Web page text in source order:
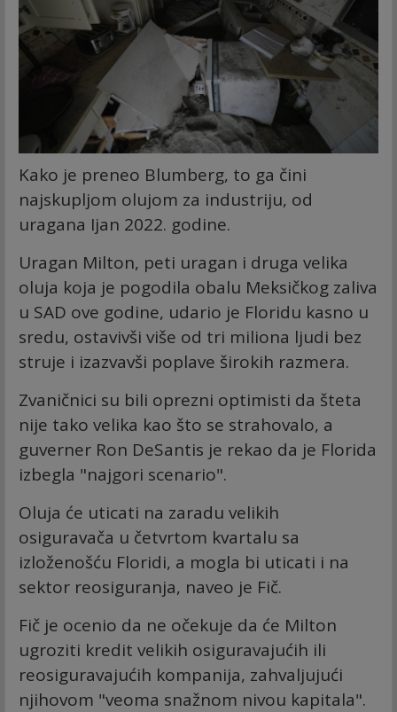
Kako je preneo Blumberg, to ga čini
najskupljom olujom za industriju, od
uragana Ijan 2022. godine.
Uragan Milton, peti uragan i druga velika
oluja koja je pogodila obalu Meksičkog zaliva
u SAD ove godine, udario je Floridu kasno u
sredu, ostavivši više od tri miliona ljudi bez
struje i izazvavši poplave širokih razmera.
Zvaničnici su bili oprezni optimisti da šteta
nije tako velika kao što se strahovalo, a
guverner Ron DeSantis je rekao da je Florida
izbegla "najgori scenario".
Oluja će uticati na zaradu velikih
osiguravača u četvrtom kvartalu sa
izloženošću Floridi, a mogla bi uticati i na
sektor reosiguranja, naveo je Fič.
Fič je ocenio da ne očekuje da će Milton
ugroziti kredit velikih osiguravajućih ili
reosiguravajućih kompanija, zahvaljujući
njihovom "veoma snažnom nivou kapitala".